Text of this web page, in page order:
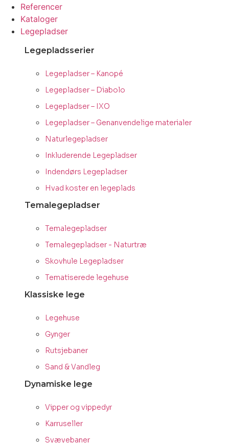
Referencer
Kataloger
Legepladser
Legepladsserier
Legepladser – Kanopé
Legepladser – Diabolo
Legepladser – IXO
Legepladser – Genanvendelige materialer
Naturlegepladser
Inkluderende Legepladser
Indendørs Legepladser
Hvad koster en legeplads
Temalegepladser
Temalegepladser
Temalegepladser - Naturtræ
Skovhule Legepladser
Tematiserede legehuse
Klassiske lege
Legehuse
Gynger
Rutsjebaner
Sand & Vandleg
Dynamiske lege
Vipper og vippedyr
Karruseller
Svævebaner